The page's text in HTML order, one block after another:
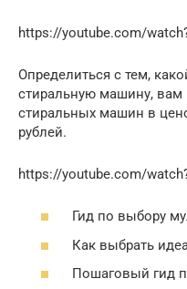
https://youtube.com/
Определиться с тем,
стиральную машину,
стиральных машин в
рублей.
https://youtube.com/
Гид по выбору
Как выбрать
Пошаговый гид